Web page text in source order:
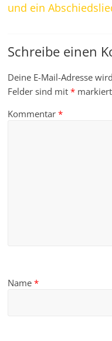
und ein
Schreibe einen
Deine E-Mail-Adresse
Felder sind mit* markiert
Kommentar*
Name*